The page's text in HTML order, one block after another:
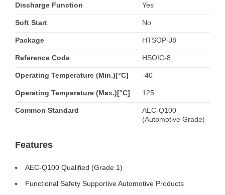
Discharge Function Yes
Soft Start No
Package HTSOP-J8
Reference Code HSOIC-8
Operating Temperature (Min.)[°C] -40
Operating Temperature (Max.)[°C] 125
Common Standard
AEC-Q100
(Automotive Grade)
Features
AEC-Q100 Qualified (Grade 1)
Functional Safety Supportive Automotive Products